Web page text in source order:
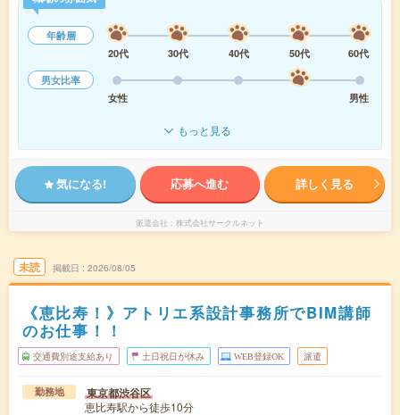
年齢層
20代
30代 40代 50代
60代
男女比率
女性
男性
もっと見る
気になる! 応募へ進む 詳しく見る
派遣会社 株式会社サークルネット
未読 掲載日 2026/08/05
《恵比寿！》アトリエ系設計事務所でBIM講師
のお仕事！！
交通費別途支給あり 土日祝日が休み WEB登録OK 派遣
勤務地 東京都渋谷区
恵比寿駅から徒歩10分